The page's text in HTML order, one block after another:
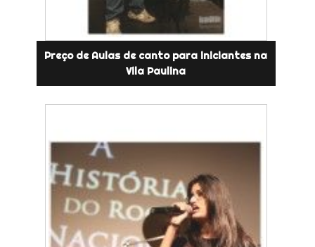
Preço de Aulas de canto para iniciantes na
Vila Paulina